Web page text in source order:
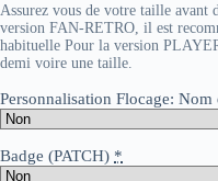
Assurez vous de votre taille avant
version FAN-RETRO, il est
habituelle Pour la version
demi voire une taille.
Badge (PATCH) *